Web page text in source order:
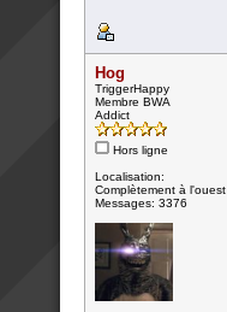
Hog
TriggerHappy
Membre BWA
Addict
Hors ligne
Localisation:
Complètement à l'ouest
Messages: 3376